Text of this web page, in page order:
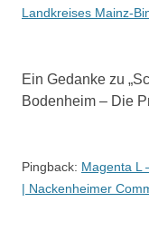
Landkreises Mainz-
Ein Gedanke zu „
Bodenheim – Die
Pingback: Magenta L
| Nackenheimer